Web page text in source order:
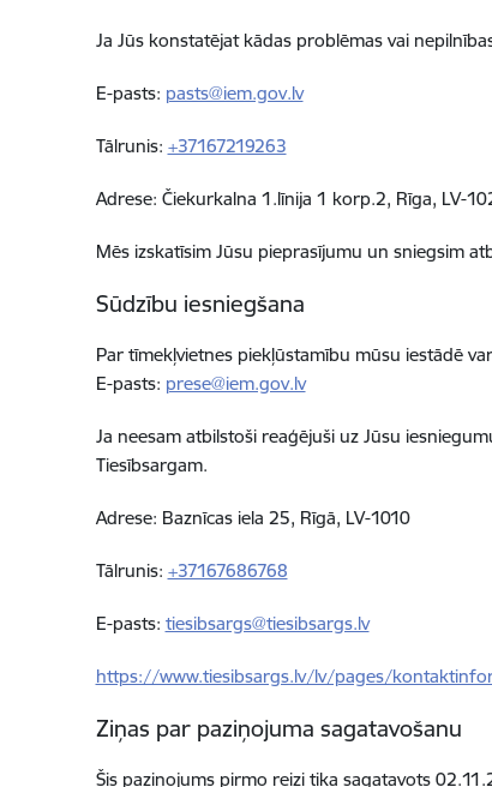
Ja Jūs konstatējat kādas problēmas vai
E-pasts: pasts@iem.gov.lv
Tālrunis: +37167219263
Adrese: Čiekurkalna 1.līnija 1 korp.2, Rīga, LV-
Mēs izskatīsim Jūsu pieprasījumu un sniegsim
Sūdzību iesniegšana
Par tīmekļvietnes piekļūstamību mūsu iestādē
E-pasts: prese@iem.gov.lv
Ja neesam atbilstoši reaģējuši uz Jūsu
Tiesībsargam.
Adrese: Baznīcas iela 25, Rīgā, LV-1010
Tālrunis: +37167686768
E-pasts: tiesibsargs@tiesibsargs.lv
https://www.tiesibsargs.lv/lv/pages/
Ziņas par paziņojuma sagatavošanu
Šis paziņojums pirmo reizi tika sagatavots